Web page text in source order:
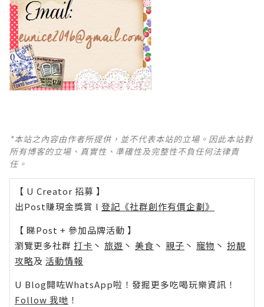
*本站之內容由作者所提供，並不代表本站的立場。因此本站對
所有博客的立場、真實性、準確性及完整性不負任何法律責
任。
【 U Creator 招募 】
出Post賺現金獎賞 l 登記《社群創作有價企劃》
【 睇Post + 參加品牌活動 】
瀏覽更多社群 打卡 丶 旅遊 丶 美食 丶 親子 丶 寵物 丶 扮靚
攻略及 活動情報
U Blog開咗WhatsApp啦！發掘更多吃喝玩樂資訊！
Follow 我哋 ！